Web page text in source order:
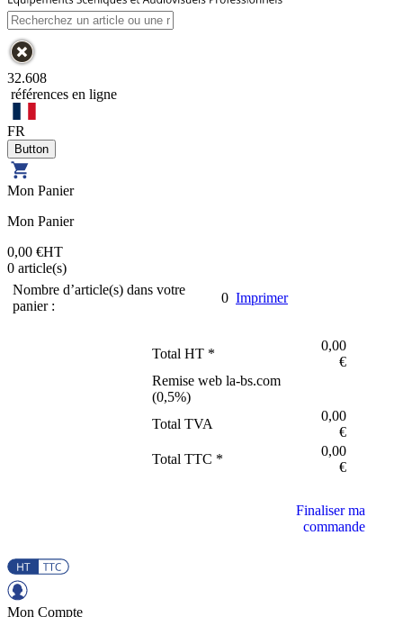
32.608
références en ligne
FR
Mon Panier
Mon Panier
0,00 €HT
0 article(s)
Nombre d’article(s) dans votre
panier :
0 Imprimer
Total HT *
0,00
€
Remise web la-bs.com
(0,5%)
Total TVA
0,00
€
Total TTC *
0,00
€
Finaliser ma
commande
Mon Compte